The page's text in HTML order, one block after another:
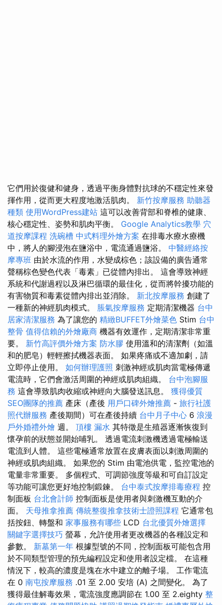
它們用於復健和健身，透過平衡身體對抗球的不穩定性來發
揮作用，從而更大程度地激活肌肉。 新竹按摩服務 助聽器
種類 使用WordPress建站 這可以改善背部和脊椎的健康、
核心穩定性、姿勢和肌肉平衡。 Google Analytics教學 穴
道按摩課程 洗碗槽 中式料理外燴方案 在排毒水療水療機
中，將人的腳浸泡在鹽浴中，電流通過鹽浴。 中醫經絡按
摩專班 由於水流的作用，水變成棕色；該設備的廣告通常
聲稱棕色變色代表「毒素」已從體內排出。 這會導致神經
系統和代謝過程以及淋巴循環的最佳化，從而將幹擾功能的
有害物質和毒素從體內排出並消除。 新北按摩服務 創建了
一種新的神經肌肉模式。 脹氣按摩服務 定期清潔機器 台中
居家清潔服務 為了讓您的 精緻BUFFET外燴菜色 Stim 台中
整骨 值得信賴的外燴廠商 機器有效運作，定期清潔非常重
要。 新竹高評價外燴方案 防水膠 使用溫和的清潔劑（如溫
和的肥皂）輕輕擦拭機器表面。 如果疼痛或不適加劇，請
立即停止使用。 如何辦理護照 刺激神經或肌肉當電極傳遞
電流時，它們會激活周圍的神經或肌肉組織。 台中泡腳服
務 這會導致肌肉收縮或神經向大腦發送訊息。 獲得優質
SEO團隊的推薦 產床（產後 用戶口碑外燴推薦 - 旅行社護
照代辦服務 產後期間）可在產後持續 台中月子中心 6 浪漫
戶外婚禮外燴 週。 頂樓 漏水 其特徵是生殖器逐漸恢復到
懷孕前的狀態並開始哺乳。 透過電流刺激機透過電極輸送
電流到人體。 這些電極通常放置在皮膚表面以刺激周圍的
神經或肌肉組織。 如果您的 Stim 由電池供電，監控電池的
電量非常重要。 多個程式、可調節強度等級和可自訂設定
等功能可讓您更好地控制鍛鍊。 台中泰式按摩排毒療程 控
制面板 台北會計師 控制面板是使用者與刺激機互動的介
面。 天母推拿推薦 傳統整復推拿技術士證照課程 它通常包
括按鈕、轉盤和 家事服務有哪些 LCD 台北優質外燴選擇
關鍵字選擇技巧 螢幕，允許使用者更改機器的各種設定和
參數。 新墓第一年 根據型號的不同，控制面板可能包含用
於不同類型管理的預先編程設定和使用者設定檔。 在這種
情況下，較高的濃度是塊在水中建立的離子場。 工作電流
在 0 南屯按摩服務 .01 至 2.00 安培 (A) 之間變化。 為了
獲得最佳解毒效果，電流強度應調節在 1.00 至 2.eighty 整